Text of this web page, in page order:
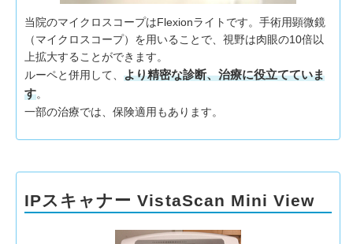
当院のマイクロスコープはFlexionライトです。手術用顕微鏡
（マイクロスコープ）を用いることで、視野は肉眼の10倍以
上拡大することができます。
ルーペと併用して、 より精密な診断、治療に役立てていま
す。
一部の治療では、保険適用もあります。
IPスキャナー VistaScan Mini View